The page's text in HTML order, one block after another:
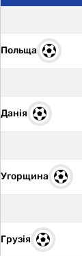
Польща
Данія
Угорщина
Грузія